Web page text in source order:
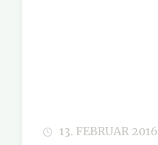
13. FEBRUAR 2016